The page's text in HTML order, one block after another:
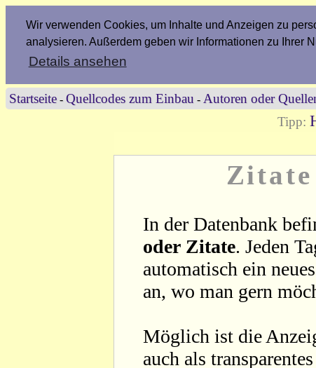
Wir verwenden Cookies, um Inhalte und Anzeigen zu
analysieren. Außerdem geben wir Informationen zu Ihrer
Details ansehen
Startseite - Quellcodes zum Einbau - Autoren oder
Tipp:
In der Datenbank
oder Zitate. Jeden
automatisch ein
an, wo man gern
Möglich ist die
auch als